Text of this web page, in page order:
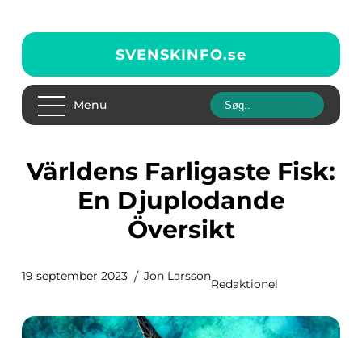
SVENSKINFO.se
Menu
Världens Farligaste Fisk:
En Djuplodande
Översikt
19 september 2023 Jon Larsson
Redaktionel